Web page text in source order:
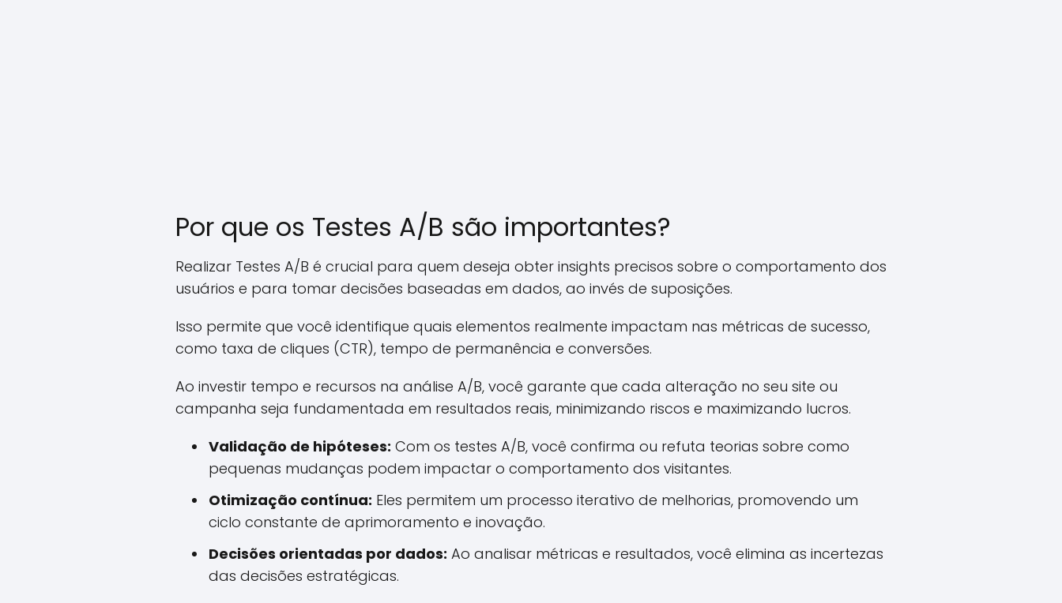
Por que os Testes A/B são importantes?
Realizar Testes A/B é crucial para quem deseja obter insights precisos sobre o comportamento dos
usuários e para tomar decisões baseadas em dados, ao invés de suposições.
Isso permite que você identifique quais elementos realmente impactam nas métricas de sucesso,
como taxa de cliques (CTR), tempo de permanência e conversões.
Ao investir tempo e recursos na análise A/B, você garante que cada alteração no seu site ou
campanha seja fundamentada em resultados reais, minimizando riscos e maximizando lucros.
Validação de hipóteses: Com os testes A/B, você confirma ou refuta teorias sobre como
pequenas mudanças podem impactar o comportamento dos visitantes.
Otimização contínua: Eles permitem um processo iterativo de melhorias, promovendo um
ciclo constante de aprimoramento e inovação.
Decisões orientadas por dados: Ao analisar métricas e resultados, você elimina as incertezas
das decisões estratégicas.